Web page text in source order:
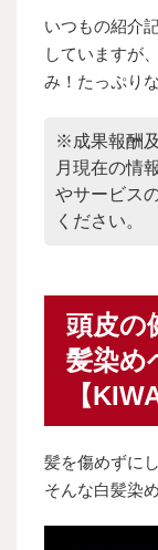
いつもの紹介
していますが
み！たっぷり
※成果報酬
月現在の情
やサービス
ください。
頭皮の
髪染め
【
髪を傷めずに
そんな白髪染